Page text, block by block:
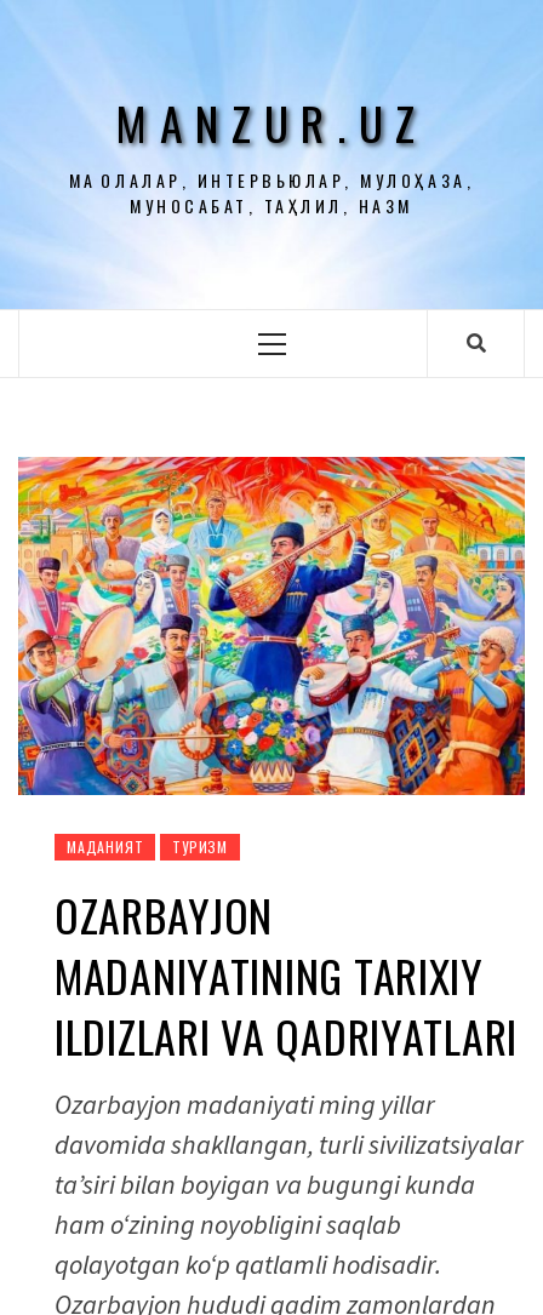
MANZUR.UZ
МАҚОЛАЛАР, ИНТЕРВЬЮЛАР, МУЛОҲАЗА,
МУНОСАБАТ, ТАҲЛИЛ, НАЗМ
меню
МАДАНИЯТ ТУРИЗМ
OZARBAYJON
MADANIYATINING TARIXIY
ILDIZLARI VA QADRIYATLARI
Ozarbayjon madaniyati ming yillar
davomida shakllangan, turli sivilizatsiyalar
ta’siri bilan boyigan va bugungi kunda
ham o‘zining noyobligini saqlab
qolayotgan ko‘p qatlamli hodisadir.
Ozarbayjon hududi qadim zamonlardan